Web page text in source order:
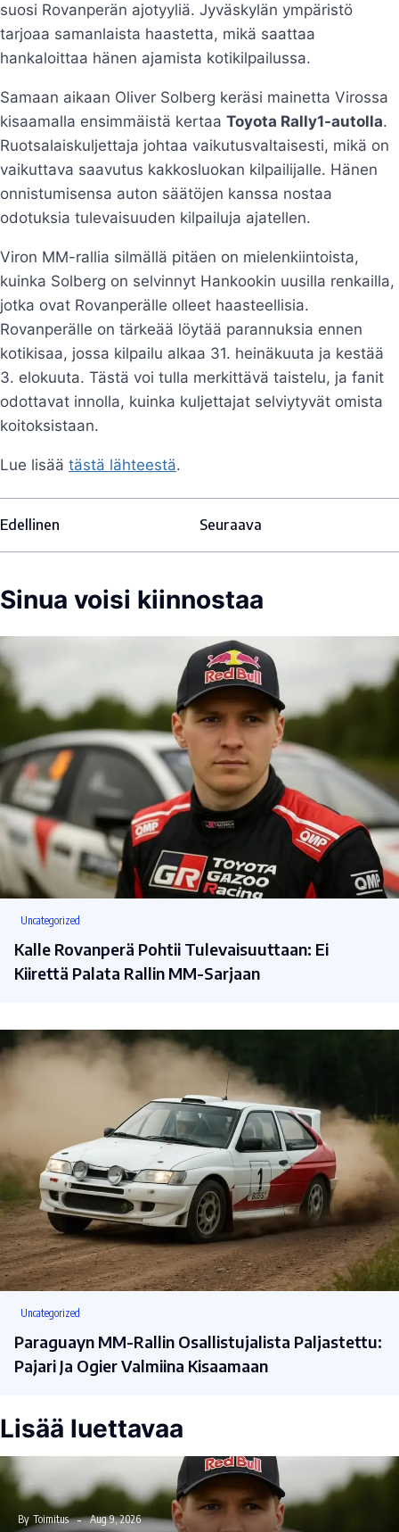
suosi Rovanperän ajotyyliä. Jyväskylän ympäristö
tarjoaa samanlaista haastetta, mikä saattaa
hankaloittaa hänen ajamista kotikilpailussa.
Samaan aikaan Oliver Solberg keräsi mainetta Virossa
kisaamalla ensimmäistä kertaa Toyota Rally1-autolla.
Ruotsalaiskuljettaja johtaa vaikutusvaltaisesti, mikä on
vaikuttava saavutus kakkosluokan kilpailijalle. Hänen
onnistumisensa auton säätöjen kanssa nostaa
odotuksia tulevaisuuden kilpailuja ajatellen.
Viron MM-rallia silmällä pitäen on mielenkiintoista,
kuinka Solberg on selvinnyt Hankookin uusilla renkailla,
jotka ovat Rovanperälle olleet haasteellisia.
Rovanperälle on tärkeää löytää parannuksia ennen
kotikisaa, jossa kilpailu alkaa 31. heinäkuuta ja kestää
3. elokuuta. Tästä voi tulla merkittävä taistelu, ja fanit
odottavat innolla, kuinka kuljettajat selviytyvät omista
koitoksistaan.
Lue lisää tästä lähteestä.
Edellinen Seuraava
Sinua voisi kiinnostaa
Uncategorized
Kalle Rovanperä Pohtii Tulevaisuuttaan: Ei
Kiirettä Palata Rallin MM-Sarjaan
Uncategorized
Paraguayn MM-Rallin Osallistujalista Paljastettu:
Pajari Ja Ogier Valmiina Kisaamaan
Lisää luettavaa
By Toimitus Aug 9, 2026